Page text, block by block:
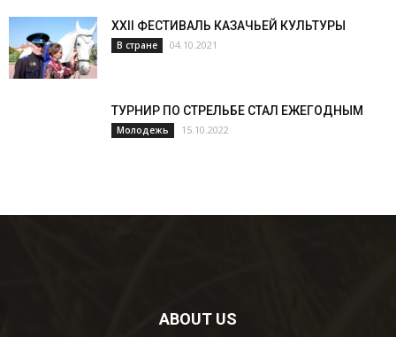
XXII ФЕСТИВАЛЬ КАЗАЧЬЕЙ КУЛЬТУРЫ
В стране 04.10.2021
ТУРНИР ПО СТРЕЛЬБЕ СТАЛ ЕЖЕГОДНЫМ
Молодежь 15.10.2022
ABOUT US